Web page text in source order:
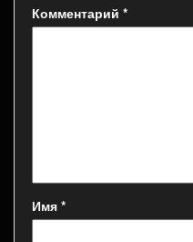
Комментарий *
Имя *